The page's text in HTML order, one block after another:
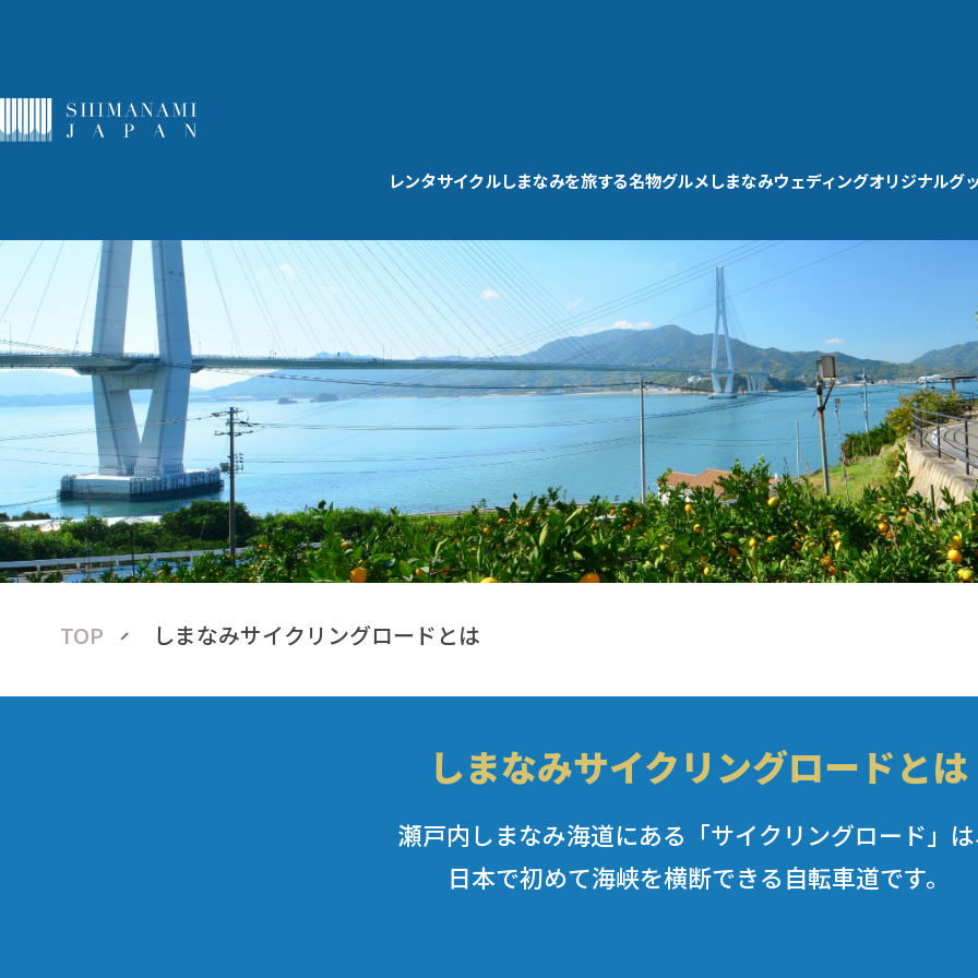
レンタサイクルしまなみを旅する名物グルメしまなみウェディングオリジナルグ
TOP しまなみサイクリングロードとは
しまなみサイクリングロードとは
瀬戸内しまなみ海道にある「サイクリングロード」
日本で初めて海峡を横断できる自転車道です。